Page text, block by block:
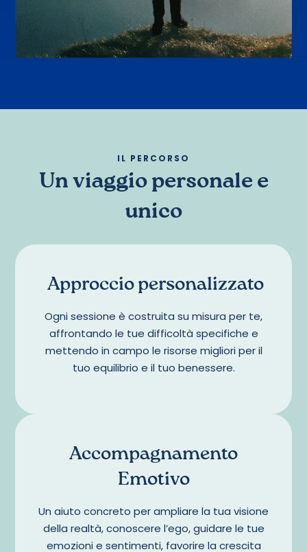
IL PERCORSO
Un viaggio personale e
unico
Approccio personalizzato
Ogni sessione è costruita su misura per te,
affrontando le tue difficoltà specifiche e
mettendo in campo le risorse migliori per il
tuo equilibrio e il tuo benessere.
Accompagnamento
Emotivo
Un aiuto concreto per ampliare la tua visione
della realtà, conoscere l’ego, guidare le tue
emozioni e sentimenti, favorire la crescita